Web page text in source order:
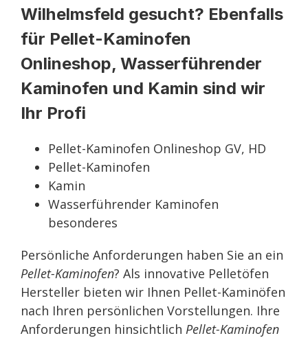
Wilhelmsfeld gesucht? Ebenfalls
für Pellet-Kaminofen
Onlineshop, Wasserführender
Kaminofen und Kamin sind wir
Ihr Profi
Pellet-Kaminofen Onlineshop GV, HD
Pellet-Kaminofen
Kamin
Wasserführender Kaminofen
besonderes
Persönliche Anforderungen haben Sie an ein
Pellet-Kaminofen? Als innovative Pelletöfen
Hersteller bieten wir Ihnen Pellet-Kaminöfen
nach Ihren persönlichen Vorstellungen. Ihre
Anforderungen hinsichtlich Pellet-Kaminofen